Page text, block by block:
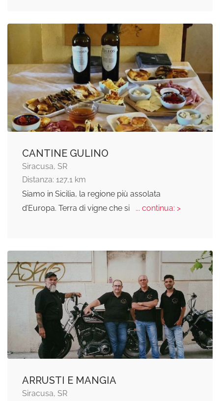
CANTINE GULINO
Siracusa, SR
Distanza: 127,1 km
Siamo in Sicilia, la regione più assolata
d’Europa. Terra di vigne che si
... continua: >
ARRUSTI E MANGIA
Siracusa, SR